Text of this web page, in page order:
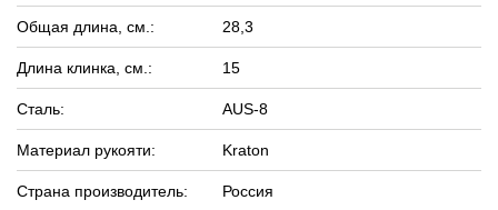
Общая длина, см.: 28,3
Длина клинка, см.: 15
Сталь: AUS-8
Материал рукояти: Kraton
Страна производитель: Россия